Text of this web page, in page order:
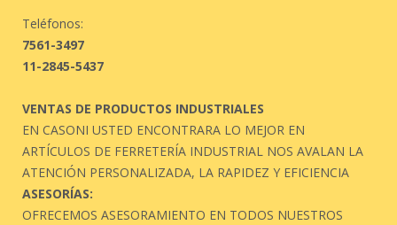
Teléfonos:
7561-3497
11-2845-5437
VENTAS DE PRODUCTOS INDUSTRIALES
EN CASONI USTED ENCONTRARA LO MEJOR EN
ARTÍCULOS DE FERRETERÍA INDUSTRIAL NOS AVALAN LA
ATENCIÓN PERSONALIZADA, LA RAPIDEZ Y EFICIENCIA
ASESORÍAS:
OFRECEMOS ASESORAMIENTO EN TODOS NUESTROS